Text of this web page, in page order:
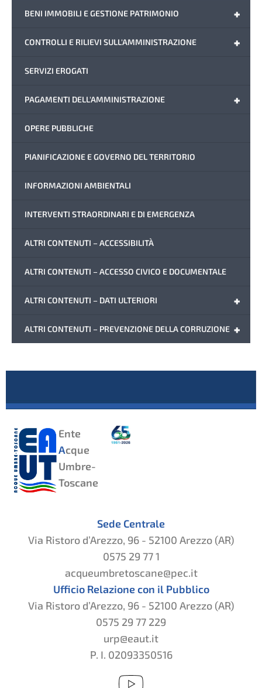
+
BENI IMMOBILI E GESTIONE PATRIMONIO
+
CONTROLLI E RILIEVI SULL'AMMINISTRAZIONE
SERVIZI EROGATI
+
PAGAMENTI DELL'AMMINISTRAZIONE
OPERE PUBBLICHE
PIANIFICAZIONE E GOVERNO DEL TERRITORIO
INFORMAZIONI AMBIENTALI
INTERVENTI STRAORDINARI E DI EMERGENZA
ALTRI CONTENUTI – ACCESSIBILITÀ
ALTRI CONTENUTI – ACCESSO CIVICO E DOCUMENTALE
+
ALTRI CONTENUTI – DATI ULTERIORI
+
ALTRI CONTENUTI – PREVENZIONE DELLA CORRUZIONE
Ente
Acque
Umbre-
Toscane
Sede Centrale
Via Ristoro d’Arezzo, 96 - 52100 Arezzo (AR)
0575 29 77 1
acqueumbretoscane@pec.it
Ufficio Relazione con il Pubblico
Via Ristoro d’Arezzo, 96 - 52100 Arezzo (AR)
0575 29 77 229
urp@eaut.it
P. I. 02093350516